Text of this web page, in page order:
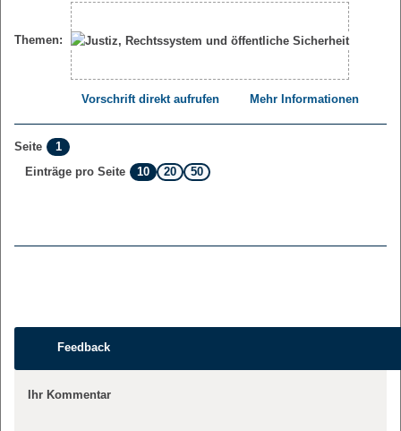
Themen:
Vorschrift direkt aufrufen Mehr Informationen
Seite
1
Einträge pro Seite
10 20 50
Feedback
Ihr Kommentar